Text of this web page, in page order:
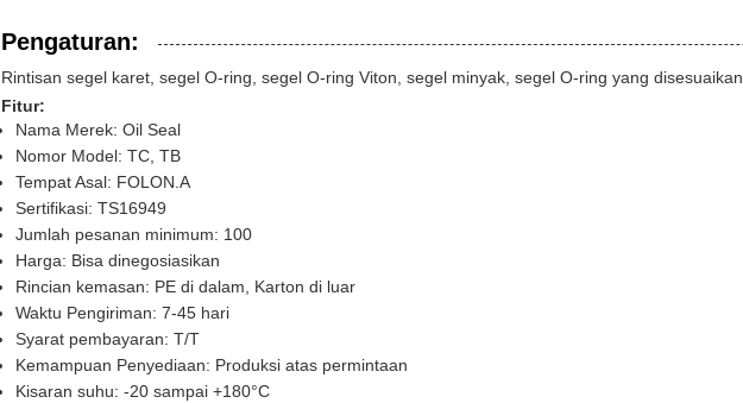
Pengaturan:
Rintisan segel karet, segel O-ring, segel O-ring Viton, segel minyak, segel O-ring yang disesuaikan
Fitur:
Nama Merek: Oil Seal
Nomor Model: TC, TB
Tempat Asal: FOLON.A
Sertifikasi: TS16949
Jumlah pesanan minimum: 100
Harga: Bisa dinegosiasikan
Rincian kemasan: PE di dalam, Karton di luar
Waktu Pengiriman: 7-45 hari
Syarat pembayaran: T/T
Kemampuan Penyediaan: Produksi atas permintaan
Kisaran suhu: -20 sampai +180°C